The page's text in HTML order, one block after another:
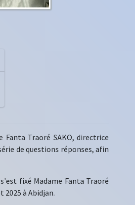
Fanta Traoré SAKO, directrice
de questions réponses, afin
fixé Madame Fanta Traoré
2025 à Abidjan.